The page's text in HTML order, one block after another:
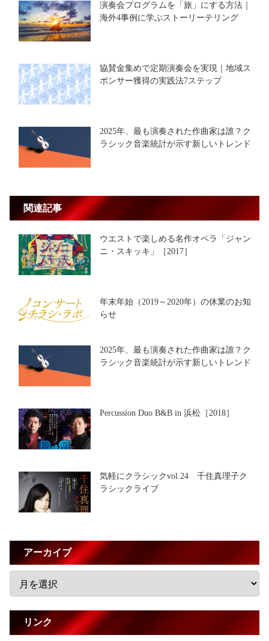
演奏会プログラムを「旅」にする方法｜
海外4事例に学ぶストーリーテリング
協賛金集めで定期演奏会を実現｜地域ス
ポンサー獲得の実践法7ステップ
2025年、最も演奏された作曲家は誰？ク
ラシック音楽統計が示す新しいトレンド
関連記事
ウエストで楽しめる名作オペラ「ジャン
ニ・スキッキ」［2017］
年末年始（2019～2020年）の休業のお知
らせ
2025年、最も演奏された作曲家は誰？ク
ラシック音楽統計が示す新しいトレンド
Percussion Duo B&B in 浜松［2018］
気軽にクラシックvol.24 千住真理子ク
ラシックライブ
アーカイブ
リンク